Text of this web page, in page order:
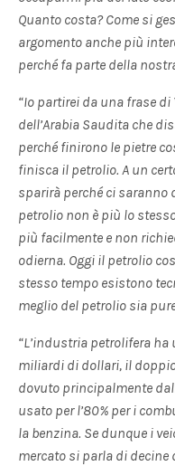
Quanto costa? Come si
argomento anche più
perché fa parte della
“Io partirei da una frase
dell’Arabia Saudita che
perché finirono le pietre
finisca il petrolio. A un
sparirà perché ci saranno
petrolio non è più lo
più facilmente e non
odierna. Oggi il petrolio
stesso tempo esistono
meglio del petrolio sia
“L’industria petrolifera
miliardi di dollari, il
dovuto principalmente
usato per l’80% per i
la benzina. Se dunque i
mercato si parla di decine